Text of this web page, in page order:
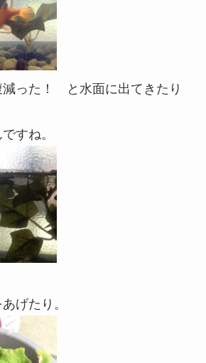
減った！ と水面に出てきたり
すね。
げたり。